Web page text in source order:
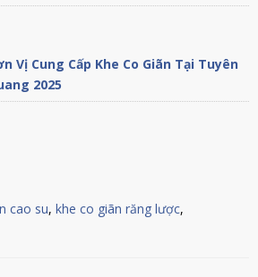
Vị Cung Cấp Khe Co Giãn Tại Tuyên
2025
cao su, khe co giãn răng lược,